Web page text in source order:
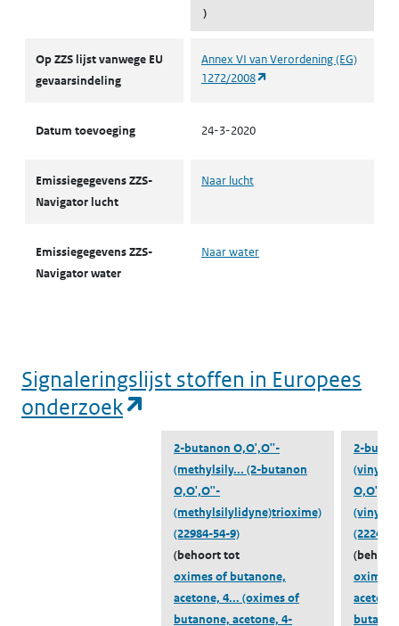
)
Op ZZS lijst vanwege EU
gevaarsindeling
Annex VI van Verordening (EG)
1272/2008
Datum toevoeging 24-3-2020
Emissiegegevens ZZS-
Navigator lucht
Naar lucht
Emissiegegevens ZZS-
Navigator water
Naar water
Signaleringslijst stoffen in Europees
onderzoek
2-butanon O,O',O''-
(methylsily... (2-butanon
O,O',O''-
(methylsilylidyne)trioxime)
(22984-54-9)
(behoort tot
oximes of butanone,
acetone, 4... (oximes of
butanone, acetone, 4-
2-
O,O',O''-
(2224-
oximes